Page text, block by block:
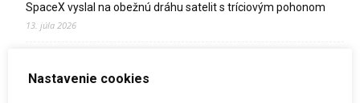
SpaceX vyslal na obežnú dráhu satelit s tríciovým pohonom
13. júla 2026
2. júla 2026
Nastavenie cookies